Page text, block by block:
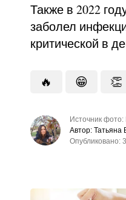
Также в 2022
заболел
критической в
🔥 😁 👏
Источник фото:
Автор: Татьяна
Опубликовано: